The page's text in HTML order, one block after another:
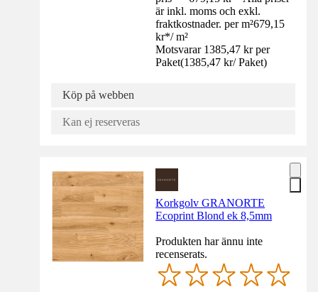
är inkl. moms och exkl.
fraktkostnader. per m²679,15
kr*/ m²
Motsvarar 1385,47 kr per
Paket(1385,47 kr/ Paket)
Köp på webben
Kan ej reserveras
Korkgolv GRANORTE
Ecoprint Blond ek 8,5mm
Produkten har ännu inte
recenserats.